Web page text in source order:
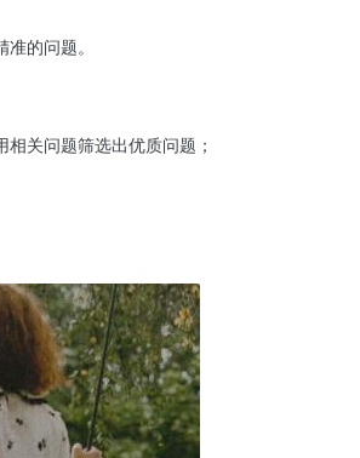
的问题。
关问题筛选出优质问题；